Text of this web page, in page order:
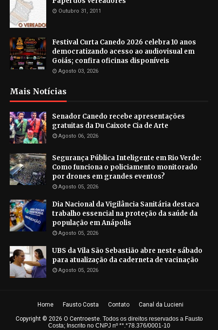
Outubro 31, 2011
Festival Curta Canedo 2026 celebra 10 anos
democratizando acesso ao audiovisual em
Goiás; confira oficinas disponíveis
Agosto 03, 2026
Mais Notícias
Senador Canedo recebe apresentações
gratuitas da Du Caixote Cia de Arte
Agosto 06, 2026
Segurança Pública Inteligente em Rio Verde:
Como funciona o policiamento monitorado
por drones em grandes eventos?
Agosto 05, 2026
Dia Nacional da Vigilância Sanitária destaca
trabalho essencial na proteção da saúde da
população em Anápolis
Agosto 05, 2026
UBS da Vila São Sebastião abre neste sábado
para atualização da caderneta de vacinação
Agosto 05, 2026
Home Fausto Costa Contato Canal da Lucieni
Copyright © 2026 O Centroeste. Todos os direitos reservados a Fausto
Costa; Inscrito no CNPJ nº **.*78.376/0001-10